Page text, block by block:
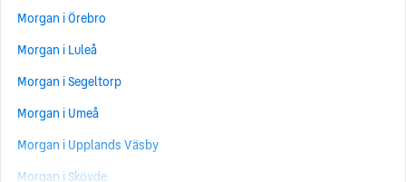
Morgan i Örebro
Morgan i Luleå
Morgan i Segeltorp
Morgan i Umeå
Morgan i Upplands Väsby
Morgan i Skövde